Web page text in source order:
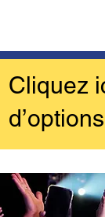
Cliquez
d’options